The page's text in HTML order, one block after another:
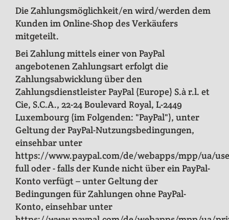
Die Zahlungsmöglichkeit/en wird/werden dem
Kunden im Online-Shop des Verkäufers
mitgeteilt.
Bei Zahlung mittels einer von PayPal
angebotenen Zahlungsart erfolgt die
Zahlungsabwicklung über den
Zahlungsdienstleister PayPal (Europe) S.à r.l. et
Cie, S.C.A., 22-24 Boulevard Royal, L-2449
Luxembourg (im Folgenden: "PayPal"), unter
Geltung der PayPal-Nutzungsbedingungen,
einsehbar unter
https://www.paypal.com/de/webapps/mpp/ua/
full oder - falls der Kunde nicht über ein PayPal-
Konto verfügt – unter Geltung der
Bedingungen für Zahlungen ohne PayPal-
Konto, einsehbar unter